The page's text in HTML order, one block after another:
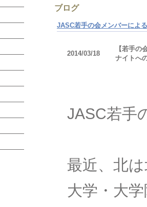
ブログ
JASC若手の会メンバーによ
2014/03/18
【若手の
ナイトへ
JASC若手
最近、北
大学・大